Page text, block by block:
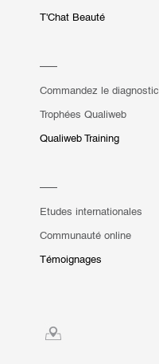
T'Chat Beauté
Commandez le diagnostic
Trophées Qualiweb
Qualiweb Training
Etudes internationales
Communauté online
Témoignages